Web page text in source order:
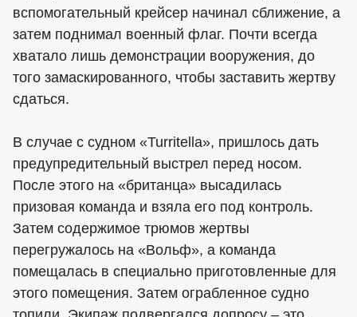
вспомогательный крейсер начинал сближение, а
затем поднимал военный флаг. Почти всегда
хватало лишь демонстрации вооружения, до
того замаскированного, чтобы заставить жертву
сдаться.
В случае с судном «Turritellа», пришлось дать
предупредительный выстрел перед носом.
После этого на «британца» высадилась
призовая команда и взяла его под контроль.
Затем содержимое трюмов жертвы
перегружалось на «Вольф», а команда
помещалась в специально приготовленные для
этого помещения. Затем ограбленное судно